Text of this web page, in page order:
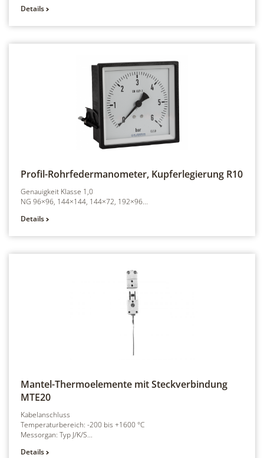
Details
Profil-Rohrfedermanometer, Kupferlegierung R10
Genauigkeit Klasse 1,0
NG 96×96, 144×144, 144×72, 192×96...
Details
Mantel-Thermoelemente mit Steckverbindung
MTE20
Kabelanschluss
Temperaturbereich: -200 bis +1600 °C
Messorgan: Typ J/K/S...
Details